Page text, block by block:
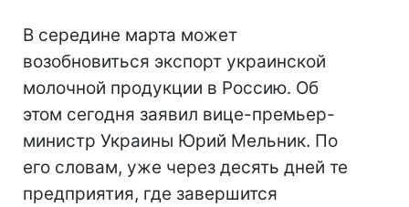
В середине марта может
возобновиться экспорт украинской
молочной продукции в Россию. Об
этом сегодня заявил вице-премьер-
министр Украины Юрий Мельник. По
его словам, уже через десять дней те
предприятия, где завершится